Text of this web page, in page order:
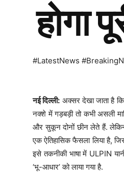
होगा
#LatestNews
नई दिल्ली: अक्सर देखा जाता है
नक्शे में गड़बड़ी तो कभी असली
और सुकून दोनों छीन लेते हैं. लेकिन
एक ऐतिहासिक फैसला लिया है,
इसे तकनीकी भाषा में ULPIN
‘भू-आधार’ को लाया गया है.